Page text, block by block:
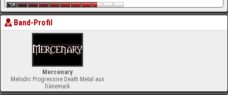
Band-Profil
Mercenary
Melodic Progressive Death Metal aus
Dänemark